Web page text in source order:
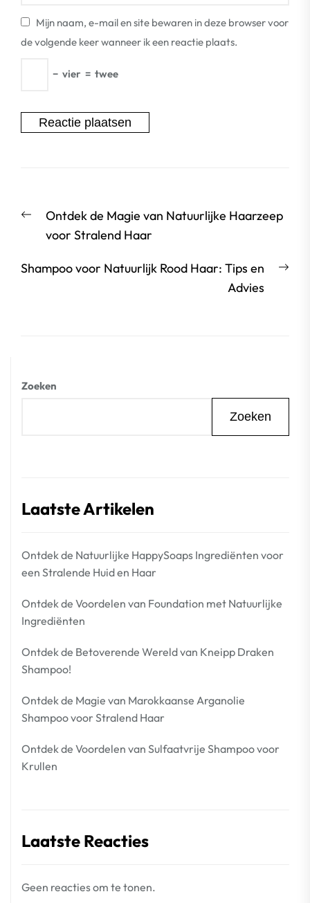
Mijn naam, e-mail en site bewaren in deze browser voor
de volgende keer wanneer ik een reactie plaats.
− vier = twee
Vorige
bericht:
Ontdek de Magie van Natuurlijke Haarzeep
voor Stralend Haar
Shampoo voor Natuurlijk Rood Haar: Tips en
Advies
Zoeken
Zoeken
Laatste Artikelen
Ontdek de Natuurlijke HappySoaps Ingrediënten voor
een Stralende Huid en Haar
Ontdek de Voordelen van Foundation met Natuurlijke
Ingrediënten
Ontdek de Betoverende Wereld van Kneipp Draken
Shampoo!
Ontdek de Magie van Marokkaanse Arganolie
Shampoo voor Stralend Haar
Ontdek de Voordelen van Sulfaatvrije Shampoo voor
Krullen
Laatste Reacties
Geen reacties om te tonen.